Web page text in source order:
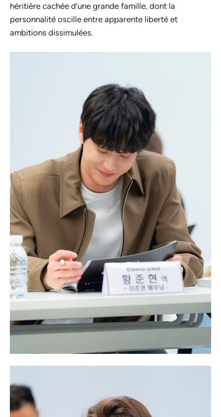
héritière cachée d’une grande famille, dont la
personnalité oscille entre apparente liberté et
ambitions dissimulées.